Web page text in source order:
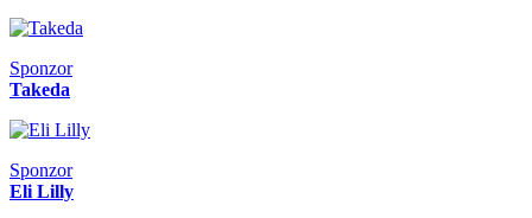
Sponzor
Takeda
Sponzor
Eli Lilly